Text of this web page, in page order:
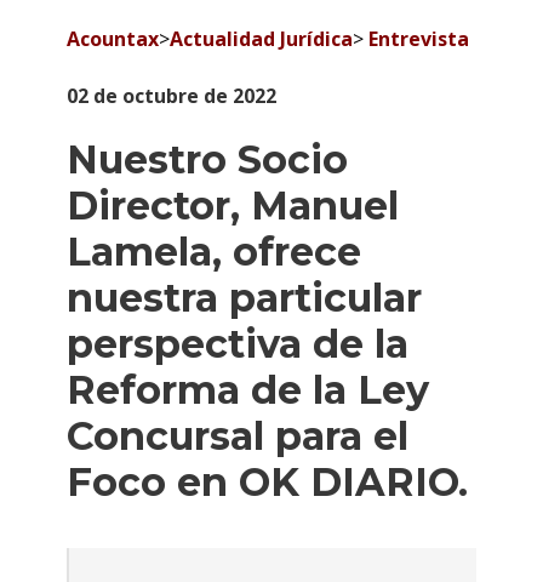
Acountax>Actualidad Jurídica> Entrevista
02 de octubre de 2022
Nuestro Socio
Director, Manuel
Lamela, ofrece
nuestra particular
perspectiva de la
Reforma de la Ley
Concursal para el
Foco en OK DIARIO.